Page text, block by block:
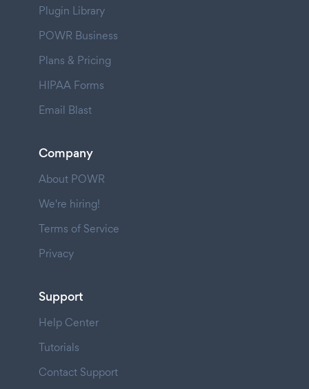
Plugin Library
POWR Business
Plans & Pricing
HIPAA Forms
Email Blast
Company
About POWR
We're hiring!
Terms of Service
Privacy
Support
Help Center
Tutorials
Contact Support